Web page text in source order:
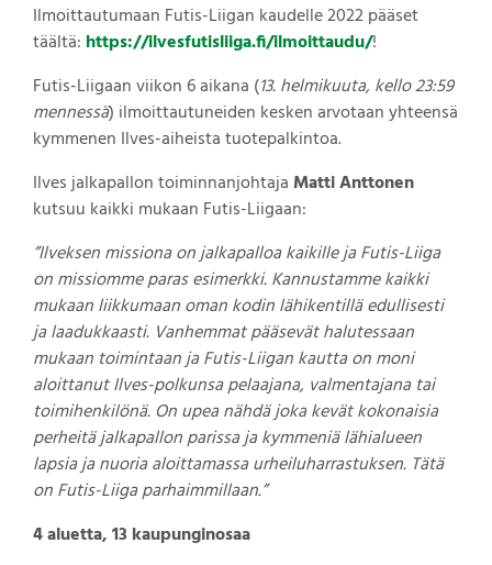
Ilmoittautumaan Futis-Liigan kaudelle 2022 pääset
täältä: https://ilvesfutisliiga.fi/ilmoittaudu/!
Futis-Liigaan viikon 6 aikana (13. helmikuuta, kello 23:59
mennessä) ilmoittautuneiden kesken arvotaan yhteensä
kymmenen Ilves-aiheista tuotepalkintoa.
Ilves jalkapallon toiminnanjohtajaMatti Anttonen
kutsuu kaikki mukaan Futis-Liigaan:
”Ilveksen missiona on jalkapalloa kaikille ja Futis-Liiga
on missiomme paras esimerkki. Kannustamme kaikki
mukaan liikkumaan oman kodin lähikentillä edullisesti
ja laadukkaasti. Vanhemmat pääsevät halutessaan
mukaan toimintaan ja Futis-Liigan kautta on moni
aloittanut Ilves-polkunsa pelaajana, valmentajana tai
toimihenkilönä. On upea nähdä joka kevät kokonaisia
perheitä jalkapallon parissa ja kymmeniä lähialueen
lapsia ja nuoria aloittamassa urheiluharrastuksen. Tätä
on Futis-Liiga parhaimmillaan.”
4 aluetta, 13 kaupunginosaa